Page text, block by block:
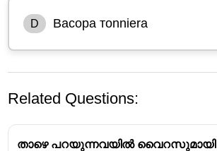
D Bacopa тonniera
Related Questions:
താഴെ പറയുന്നവയിൽ വൈറസുമായി